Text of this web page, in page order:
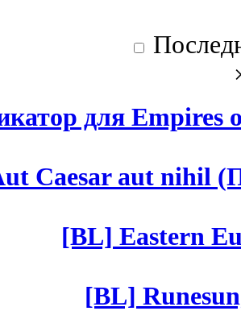
для Empires
Caesar aut nihil
[BL] Eastern
[BL]